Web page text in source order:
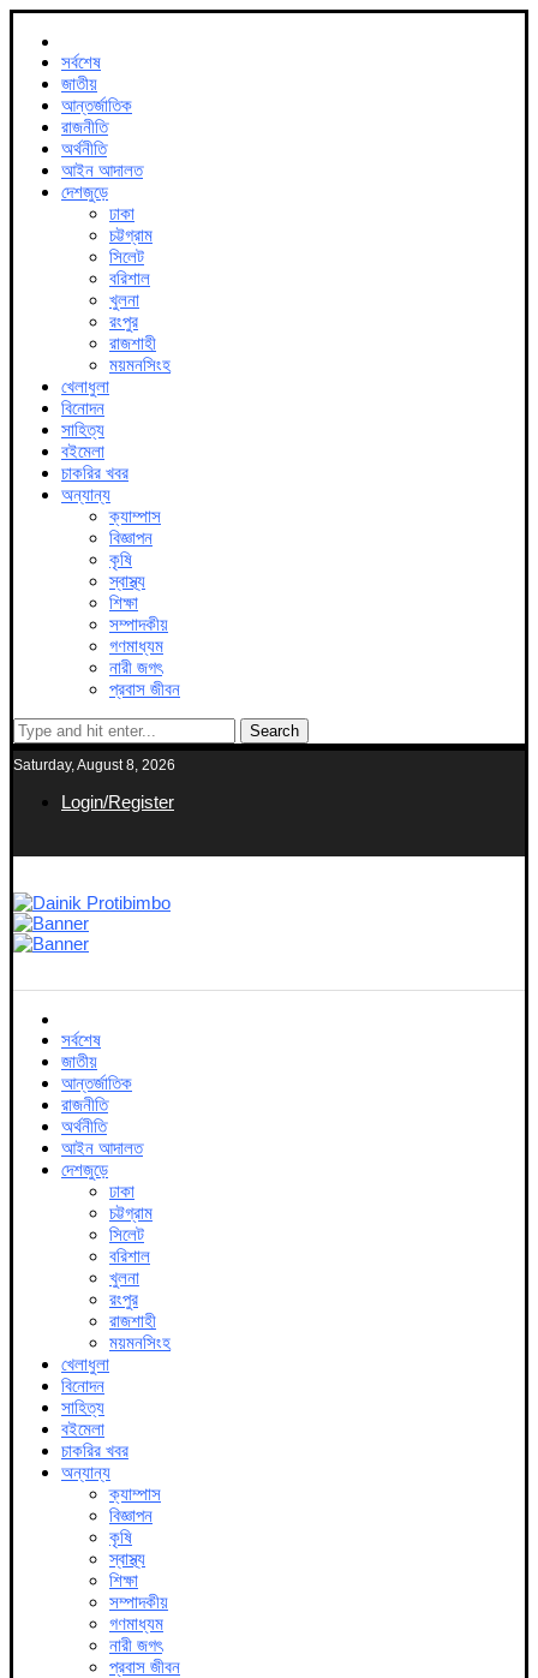
সর্বশেষ
জাতীয়
আন্তর্জাতিক
রাজনীতি
অর্থনীতি
আইন আদালত
দেশজুড়ে
ঢাকা
চট্টগ্রাম
সিলেট
বরিশাল
খুলনা
রংপুর
রাজশাহী
ময়মনসিংহ
খেলাধুলা
বিনোদন
সাহিত্য
বইমেলা
চাকরির খবর
অন্যান্য
ক্যাম্পাস
বিজ্ঞাপন
কৃষি
স্বাস্থ্য
শিক্ষা
সম্পাদকীয়
গণমাধ্যম
নারী জগৎ
প্রবাস জীবন
Search
Saturday, August 8, 2026
Login/Register
সর্বশেষ
জাতীয়
আন্তর্জাতিক
রাজনীতি
অর্থনীতি
আইন আদালত
দেশজুড়ে
ঢাকা
চট্টগ্রাম
সিলেট
বরিশাল
খুলনা
রংপুর
রাজশাহী
ময়মনসিংহ
খেলাধুলা
বিনোদন
সাহিত্য
বইমেলা
চাকরির খবর
অন্যান্য
ক্যাম্পাস
বিজ্ঞাপন
কৃষি
স্বাস্থ্য
শিক্ষা
সম্পাদকীয়
গণমাধ্যম
নারী জগৎ
প্রবাস জীবন